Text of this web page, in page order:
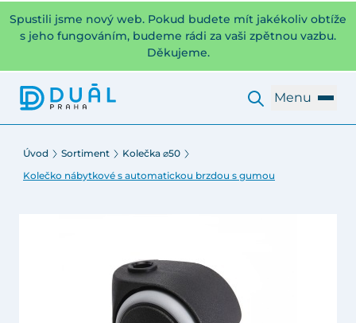
Spustili jsme nový web. Pokud budete mít jakékoliv obtíže
s jeho fungováním, budeme rádi za vaši zpětnou vazbu.
Děkujeme.
Menu
Úvod Sortiment
Kolečka ⌀50
Kolečko nábytkové s automatickou brzdou s gumou